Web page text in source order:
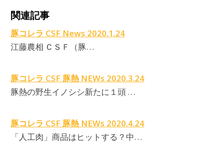
関連記事
豚コレラ CSF News 2020.1.24
江藤農相 ＣＳＦ（豚…
豚コレラ CSF 豚熱 NEWs 2020.3.24
豚熱の野生イノシシ新たに１頭 …
豚コレラ CSF 豚熱 NEWs 2020.4.24
「人工肉」商品はヒットする？中…